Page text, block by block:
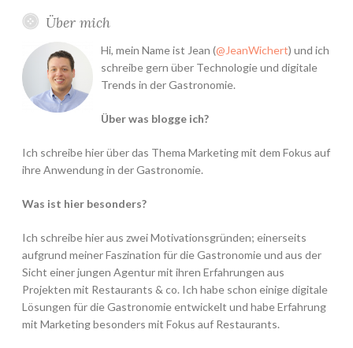
Über mich
Hi, mein Name ist Jean (@JeanWichert) und ich
schreibe gern über Technologie und digitale
Trends in der Gastronomie.
Über was blogge ich?
Ich schreibe hier über das Thema Marketing mit dem Fokus auf
ihre Anwendung in der Gastronomie.
Was ist hier besonders?
Ich schreibe hier aus zwei Motivationsgründen; einerseits
aufgrund meiner Faszination für die Gastronomie und aus der
Sicht einer jungen Agentur mit ihren Erfahrungen aus
Projekten mit Restaurants & co. Ich habe schon einige digitale
Lösungen für die Gastronomie entwickelt und habe Erfahrung
mit Marketing besonders mit Fokus auf Restaurants.